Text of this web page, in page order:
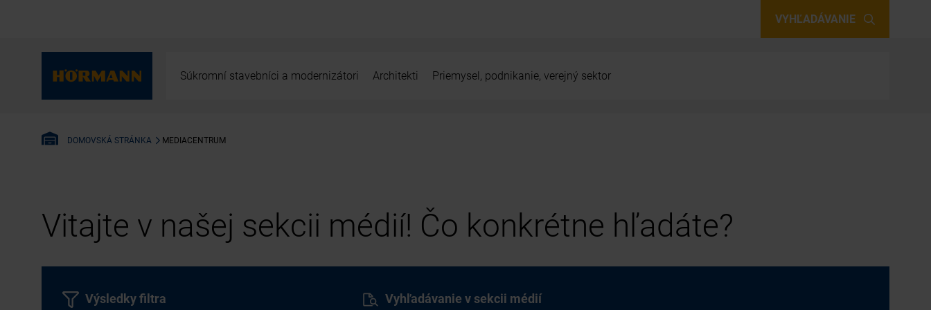
VYHĽADÁVANIE
Súkromní stavebníci a modernizátori Architekti Priemysel, podnikanie, verejný sektor
DOMOVSKÁ STRÁNKA MEDIACENTRUM
Vitajte v našej sekcii médií! Čo konkrétne hľadáte?
Vyhľadávanie v sekcii médií
Výsledky filtra